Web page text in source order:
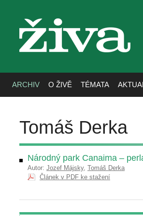
živa
ARCHIV O ŽIVĚ TÉMATA
Tomáš Derka
Národný park Canaima –
Autor: Jozef Májsky, Tomáš Derka
Článek v PDF ke stažení